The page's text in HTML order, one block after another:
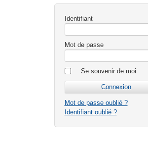
Identifiant
Mot de passe
Se souvenir de moi
Mot de passe oublié ?
Identifiant oublié ?